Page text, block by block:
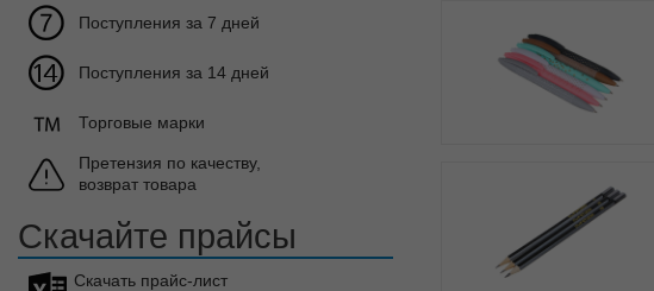
Поступления за 7 дней
Поступления за 14 дней
Торговые марки
Претензия по качеству,
возврат товара
Скачайте прайсы
Скачать прайс-лист